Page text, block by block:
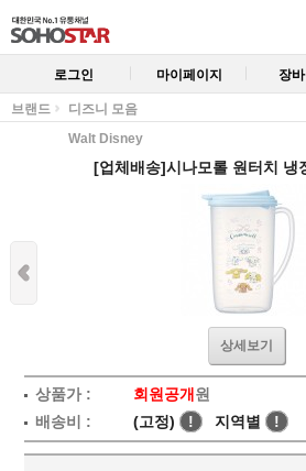
로그인 마이페이지 장
브랜드
디즈니 모음
Walt Disney
[업체배송]시나모롤 원터치 냉
상세보기
상품가 : 회원공개 원
배송비 :
(고정) ! 지역별 !